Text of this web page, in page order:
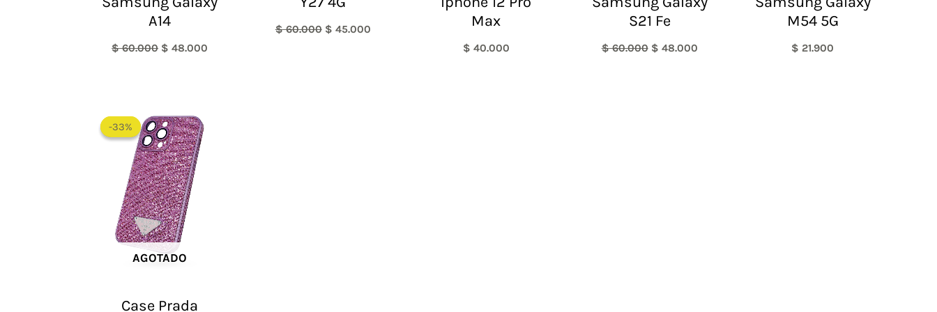
A14
$60.000 $ 48.000
$60.000 $ 45.000
Max
$ 40.000
S21 Fe
$60.000 $ 48.000
M54 5G
$ 21.900
-33%
AGOTADO
-33%
Case Prada
precio
original
era:
$ 60.000.